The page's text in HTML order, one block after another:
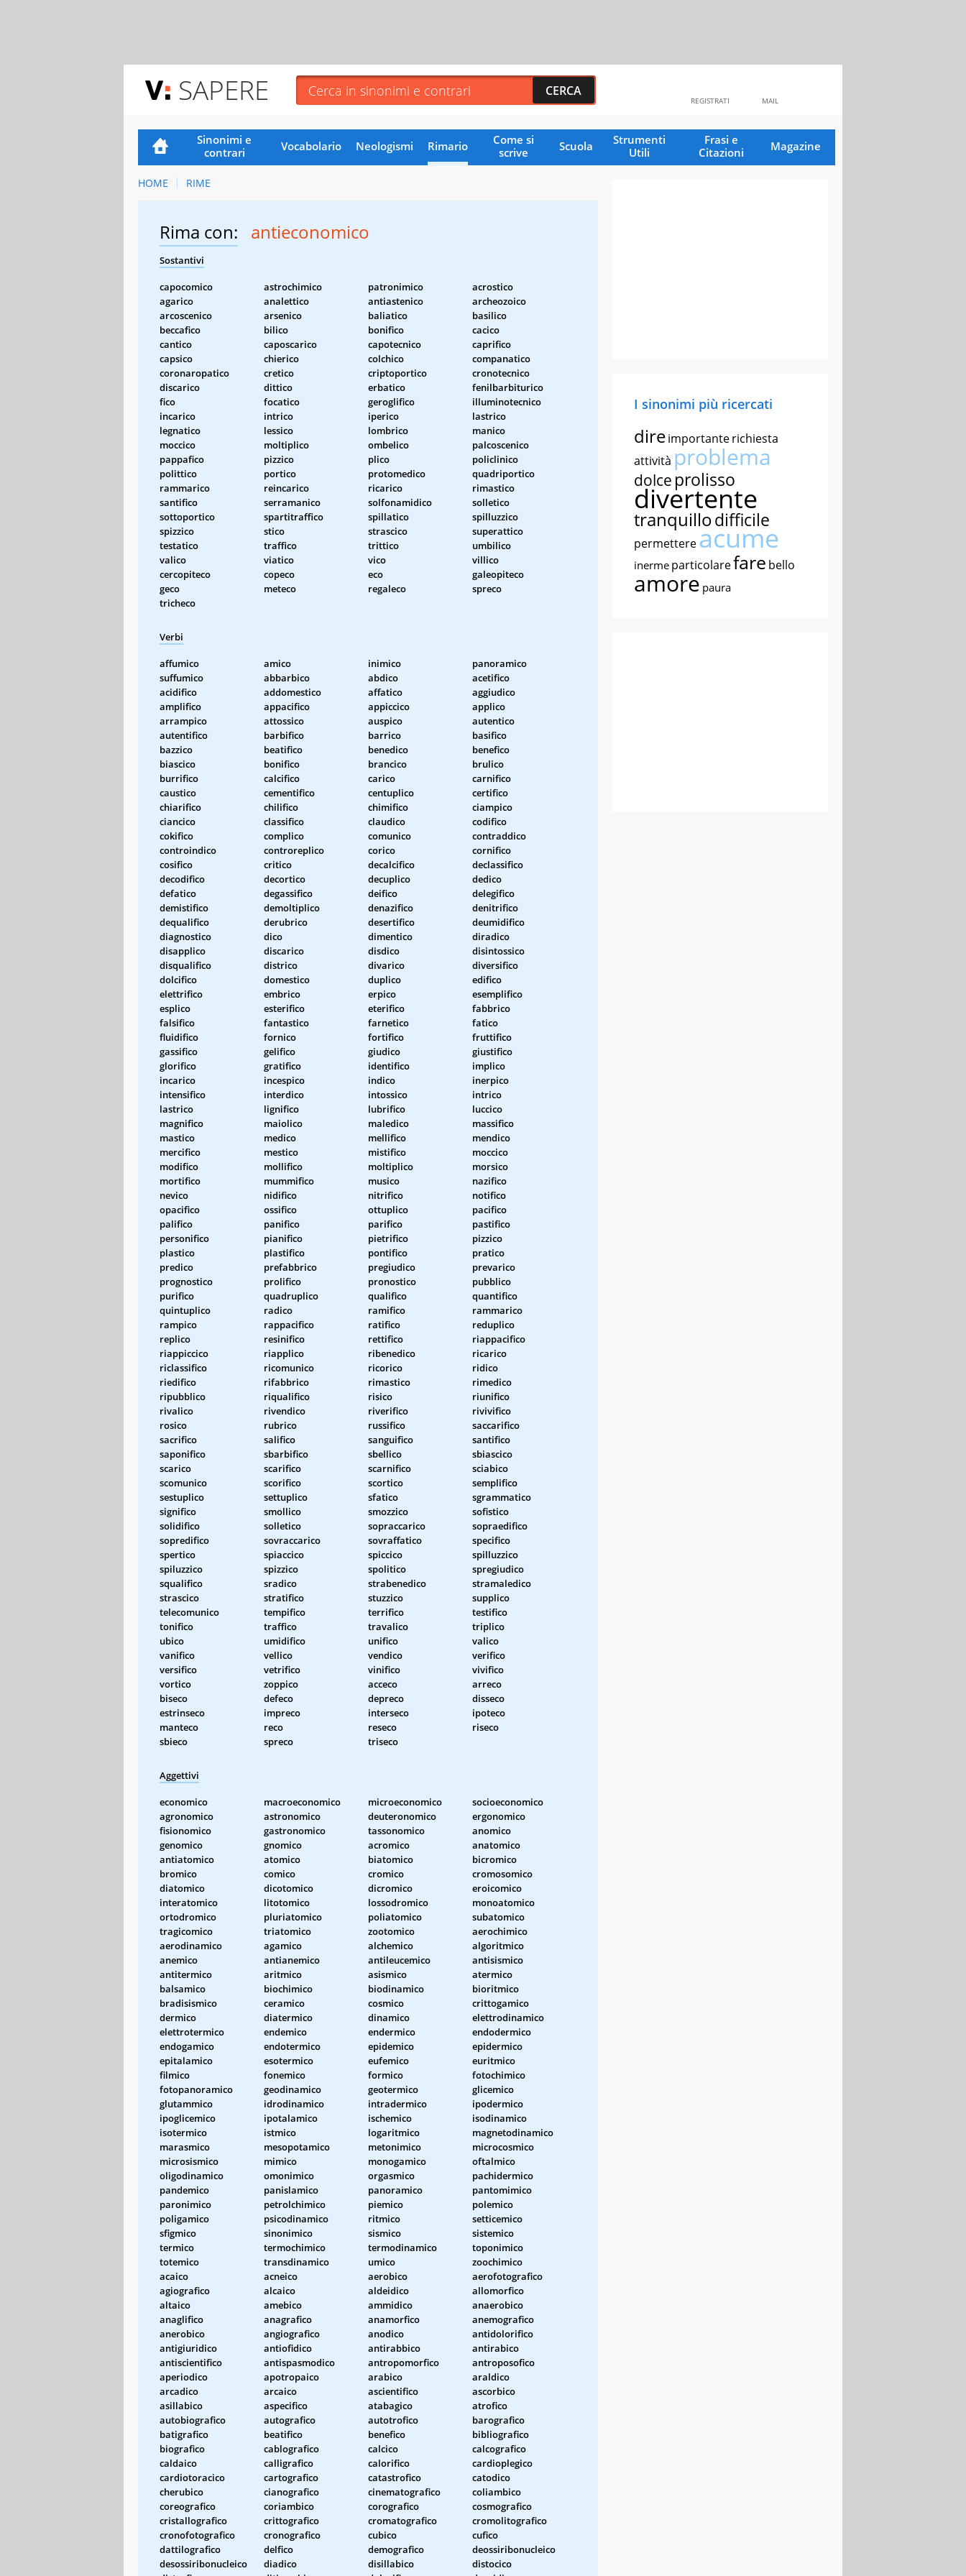
SAPERE MAIL
REGISTRATI
Sinonimi e
contrari
Vocabolario Neologismi Rimario
Come si
scrive
Scuola
Strumenti
Utili
Frasi e
Citazioni
Magazine
HOME RIME
Rima con: antieconomico
Sostantivi
capocomico astrochimico patronimico
acrostico
agarico
analettico antiastenico
archeozoico
arcoscenico
arsenico baliatico
basilico
beccafico
bilico bonifico
cacico
cantico
caposcarico capotecnico
caprifico
capsico
chierico colchico
companatico
coronaropatico
cretico criptoportico
cronotecnico
discarico
dittico erbatico
fenilbarbiturico
fico
focatico geroglifico
illuminotecnico
incarico
intrico iperico
lastrico
legnatico
lessico lombrico
manico
moccico
moltiplico ombelico
palcoscenico
pappafico
pizzico plico
policlinico
polittico
portico protomedico
quadriportico
rammarico
reincarico ricarico
rimastico
santifico
serramanico solfonamidico
solletico
sottoportico
spartitraffico spillatico
spilluzzico
spizzico
stico strascico
superattico
testatico
traffico trittico
umbilico
valico
viatico vico
villico
cercopiteco
copeco eco
galeopiteco
geco
meteco regaleco
spreco
tricheco
Verbi
affumico amico inimico
panoramico
suffumico
abbarbico abdico
acetifico
acidifico
addomestico affatico
aggiudico
amplifico
appacifico appiccico
applico
arrampico
attossico auspico
autentico
autentifico
barbifico barrico
basifico
bazzico
beatifico benedico
benefico
biascico
bonifico brancico
brulico
burrifico
calcifico carico
carnifico
caustico
cementifico centuplico
certifico
chiarifico
chilifico chimifico
ciampico
ciancico
classifico claudico
codifico
cokifico
complico comunico
contraddico
controindico
controreplico corico
cornifico
cosifico
critico decalcifico
declassifico
decodifico
decortico decuplico
dedico
defatico
degassifico deifico
delegifico
demistifico
demoltiplico denazifico
denitrifico
dequalifico
derubrico desertifico
deumidifico
diagnostico
dico dimentico
diradico
disapplico
discarico disdico
disintossico
disqualifico
districo divarico
diversifico
dolcifico
domestico duplico
edifico
elettrifico
embrico erpico
esemplifico
esplico
esterifico eterifico
fabbrico
falsifico
fantastico farnetico
fatico
fluidifico
fornico fortifico
fruttifico
gassifico
gelifico giudico
giustifico
glorifico
gratifico identifico
implico
incarico
incespico indico
inerpico
intensifico
interdico intossico
intrico
lastrico
lignifico lubrifico
luccico
magnifico
maiolico maledico
massifico
mastico
medico mellifico
mendico
mercifico
mestico mistifico
moccico
modifico
mollifico moltiplico
morsico
mortifico
mummifico musico
nazifico
nevico
nidifico nitrifico
notifico
opacifico
ossifico ottuplico
pacifico
palifico
panifico parifico
pastifico
personifico
pianifico pietrifico
pizzico
plastico
plastifico pontifico
pratico
predico
prefabbrico pregiudico
prevarico
prognostico
prolifico pronostico
pubblico
purifico
quadruplico qualifico
quantifico
quintuplico
radico ramifico
rammarico
rampico
rappacifico ratifico
reduplico
replico
resinifico rettifico
riappacifico
riappiccico
riapplico ribenedico
ricarico
riclassifico
ricomunico ricorico
ridico
riedifico
rifabbrico rimastico
rimedico
ripubblico
riqualifico risico
riunifico
rivalico
rivendico riverifico
rivivifico
rosico
rubrico russifico
saccarifico
sacrifico
salifico sanguifico
santifico
saponifico
sbarbifico sbellico
sbiascico
scarico
scarifico scarnifico
sciabico
scomunico
scorifico scortico
semplifico
sestuplico
settuplico sfatico
sgrammatico
significo
smollico smozzico
sofistico
solidifico
solletico sopraccarico
sopraedifico
sopredifico
sovraccarico sovraffatico
specifico
spertico
spiaccico spiccico
spilluzzico
spiluzzico
spizzico spolitico
spregiudico
squalifico
sradico strabenedico
stramaledico
strascico
stratifico stuzzico
supplico
telecomunico
tempifico terrifico
testifico
tonifico
traffico travalico
triplico
ubico
umidifico unifico
valico
vanifico
vellico vendico
verifico
versifico
vetrifico vinifico
vivifico
vortico
zoppico acceco
arreco
biseco
defeco depreco
disseco
estrinseco
impreco interseco
ipoteco
manteco
reco reseco
riseco
sbieco
spreco triseco
Aggettivi
economico macroeconomico microeconomico
socioeconomico
agronomico
astronomico deuteronomico
ergonomico
fisionomico
gastronomico tassonomico
anomico
genomico
gnomico acromico
anatomico
antiatomico
atomico biatomico
bicromico
bromico
comico cromico
cromosomico
diatomico
dicotomico dicromico
eroicomico
interatomico
litotomico lossodromico
monoatomico
ortodromico
pluriatomico poliatomico
subatomico
tragicomico
triatomico zootomico
aerochimico
aerodinamico
agamico alchemico
algoritmico
anemico
antianemico antileucemico
antisismico
antitermico
aritmico asismico
atermico
balsamico
biochimico biodinamico
bioritmico
bradisismico
ceramico cosmico
crittogamico
dermico
diatermico dinamico
elettrodinamico
elettrotermico
endemico endermico
endodermico
endogamico
endotermico epidemico
epidermico
epitalamico
esotermico eufemico
euritmico
filmico
fonemico formico
fotochimico
fotopanoramico
geodinamico geotermico
glicemico
glutammico
idrodinamico intradermico
ipodermico
ipoglicemico
ipotalamico ischemico
isodinamico
isotermico
istmico logaritmico
magnetodinamico
marasmico
mesopotamico metonimico
microcosmico
microsismico
mimico monogamico
oftalmico
oligodinamico
omonimico orgasmico
pachidermico
pandemico
panislamico panoramico
pantomimico
paronimico
petrolchimico piemico
polemico
poligamico
psicodinamico ritmico
setticemico
sfigmico
sinonimico sismico
sistemico
termico
termochimico termodinamico
toponimico
totemico
transdinamico umico
zoochimico
acaico
acneico aerobico
aerofotografico
agiografico
alcaico aldeidico
allomorfico
altaico
amebico ammidico
anaerobico
anaglifico
anagrafico anamorfico
anemografico
anerobico
angiografico anodico
antidolorifico
antigiuridico
antiofidico antirabbico
antirabico
antiscientifico
antispasmodico antropomorfico
antroposofico
aperiodico
apotropaico arabico
araldico
arcadico
arcaico ascientifico
ascorbico
asillabico
aspecifico atabagico
atrofico
autobiografico
autografico autotrofico
barografico
batigrafico
beatifico benefico
bibliografico
biografico
cablografico calcico
calcografico
caldaico
calligrafico calorifico
cardioplegico
cardiotoracico
cartografico catastrofico
catodico
cherubico
cianografico cinematografico
coliambico
coreografico
coriambico corografico
cosmografico
cristallografico
crittografico cromatografico
cromolitografico
cronofotografico
cronografico cubico
cufico
dattilografico
delfico demografico
deossiribonucleico
desossiribonucleico
diadico disillabico
distocico
I sinonimi più ricercati
direimportanterichiesta
attività problema
dolce prolisso
divertente
tranquillodifficile
permettereacume
inerme particolarefare bello
amore paura